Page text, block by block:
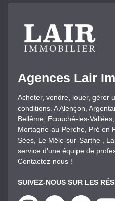
Agences Lair
Acheter, vendre, louer, gérer
conditions. A Alençon,
Bellême, Ecouché-les-
Mortagne-au-Perche, Pré en
Sées, Le Mêle-sur-Sarthe ,
service d'une équipe de
Contactez-nous !
SUIVEZ-NOUS SUR LES